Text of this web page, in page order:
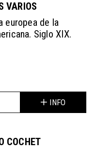
VARIOS
europea de la
Siglo XIX.
INFO
COCHET